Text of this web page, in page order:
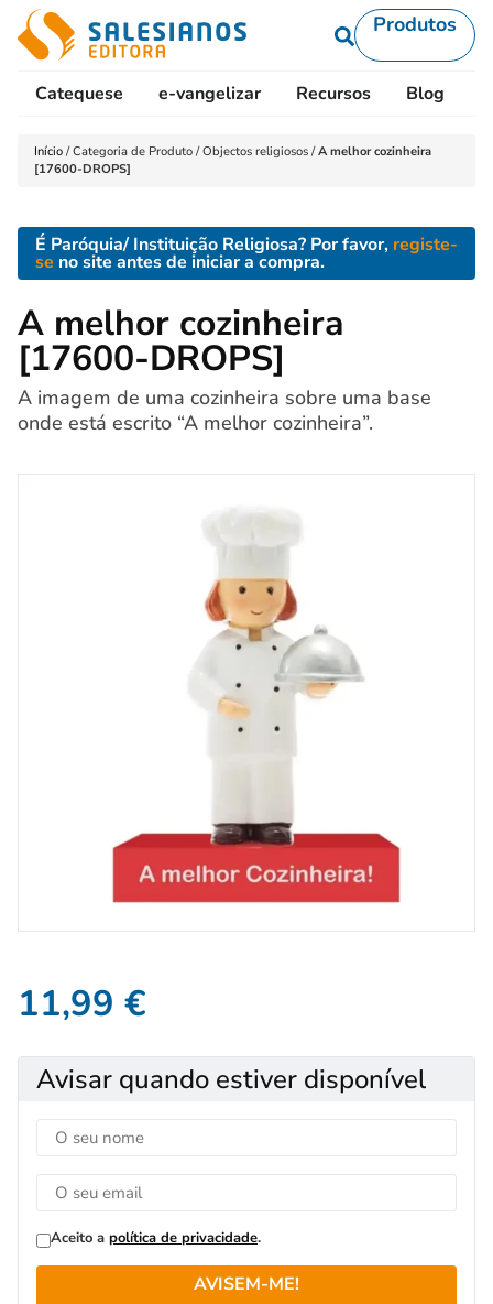
Produtos
Catequese e-vangelizar Recursos Blog
Início /Categoria de Produto /Objectos religiosos /A melhor cozinheira
[17600-DROPS]
É Paróquia/ Instituição Religiosa? Por favor, registe-
se no site antes de iniciar a compra.
A melhor cozinheira
[17600-DROPS]
A imagem de uma cozinheira sobre uma base
onde está escrito “A melhor cozinheira”.
11,99 €
Avisar quando estiver disponível
Aceito a política de privacidade.
AVISEM-ME!